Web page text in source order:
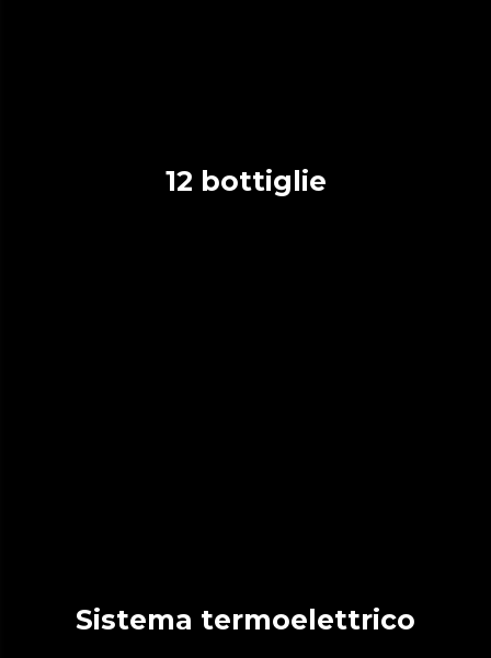
12 bottiglie
Sistema termoelettrico